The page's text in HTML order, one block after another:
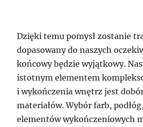
Dzięki temu pomysł zostanie
dopasowany do naszych
końcowy będzie wyjątkowy.
istotnym elementem
i wykończenia wnętrz jest
materiałów. Wybór farb,
elementów wykończeniowych